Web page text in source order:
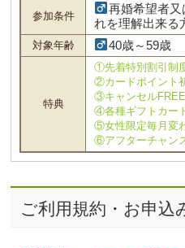
参加条件
再婚希望者又
れを理解出来る
対象年齢 40歳～59歳
特典
①先着特別割引制
②カードポイント
③キャンセル
④各種ギフトカー
⑤女性限定毎月変
⑥アフターチャン
ご利用規約・お申込